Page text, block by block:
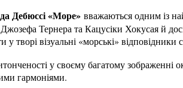
Дебюссі «Море» вважаються одним із
Тернера та Кацусіки Хокусая й
у творі візуальні «морські»
у своєму багатому зображенні
гармоніями.